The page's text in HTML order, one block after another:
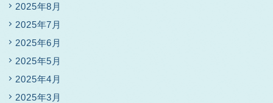
2025年8月
2025年7月
2025年6月
2025年5月
2025年4月
2025年3月